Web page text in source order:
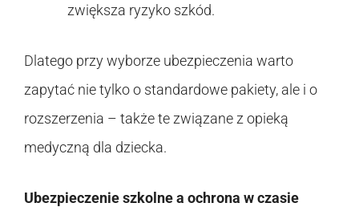
zwiększa ryzyko szkód.
Dlatego przy wyborze ubezpieczenia warto
zapytać nie tylko o standardowe pakiety, ale i o
rozszerzenia – także te związane z opieką
medyczną dla dziecka.
Ubezpieczenie szkolne a ochrona w czasie